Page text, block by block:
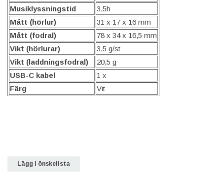
Musiklyssningstid
3,5h
Mått (hörlur)
31 x 17 x 16 mm
Mått (fodral)
78 x 34 x 16,5 mm
Vikt (hörlurar)
3,5 g/st
Vikt (laddningsfodral)
20,5 g
USB-C kabel
1 x
Färg
Vit
Lägg i önskelista